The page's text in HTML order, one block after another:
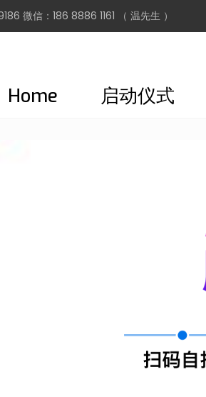
微信：186 8886 1161 （ 温先生 ）
Home 启动仪式